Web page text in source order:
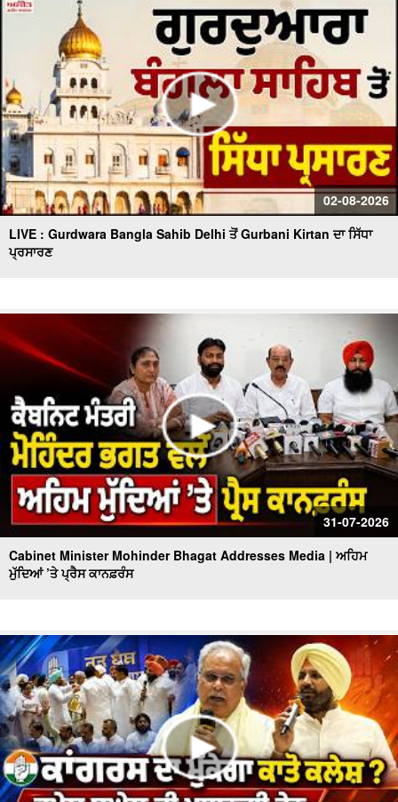
02-08-2026
LIVE : Gurdwara Bangla Sahib Delhi ਤੋਂ Gurbani Kirtan ਦਾ ਸਿੱਧਾ
ਪ੍ਰਸਾਰਣ
31-07-2026
Cabinet Minister Mohinder Bhagat Addresses Media | ਅਹਿਮ
ਮੁੱਦਿਆਂ ’ਤੇ ਪ੍ਰੈਸ ਕਾਨਫ਼ਰੰਸ